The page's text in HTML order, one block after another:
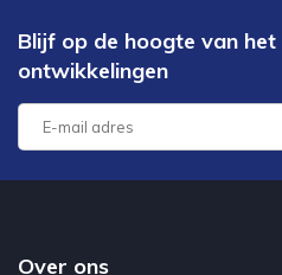
Blijf op de hoogte van
ontwikkelingen
Over ons